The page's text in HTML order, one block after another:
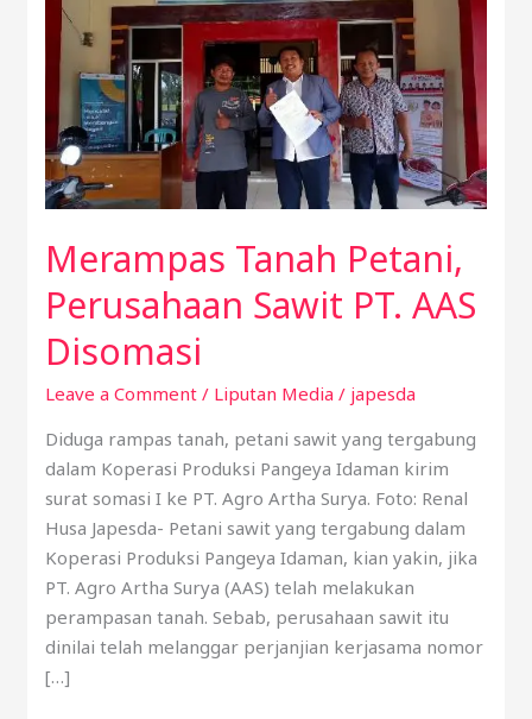
Merampas Tanah Petani,
Perusahaan Sawit PT. AAS
Disomasi
Leave a Comment / Liputan Media / japesda
Diduga rampas tanah, petani sawit yang tergabung
dalam Koperasi Produksi Pangeya Idaman kirim
surat somasi I ke PT. Agro Artha Surya. Foto: Renal
Husa Japesda- Petani sawit yang tergabung dalam
Koperasi Produksi Pangeya Idaman, kian yakin, jika
PT. Agro Artha Surya (AAS) telah melakukan
perampasan tanah. Sebab, perusahaan sawit itu
dinilai telah melanggar perjanjian kerjasama nomor
[…]
Perusahaan
Sawit
AAS
Disomasi